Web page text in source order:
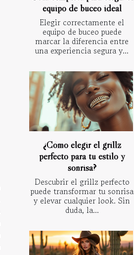
equipo de buceo ideal
Elegir correctamente el
equipo de buceo puede
marcar la diferencia entre
una experiencia segura y...
¿Cómo elegir el grillz
perfecto para tu estilo y
sonrisa?
Descubrir el grillz perfecto
puede transformar tu sonrisa
y elevar cualquier look. Sin
duda, la...